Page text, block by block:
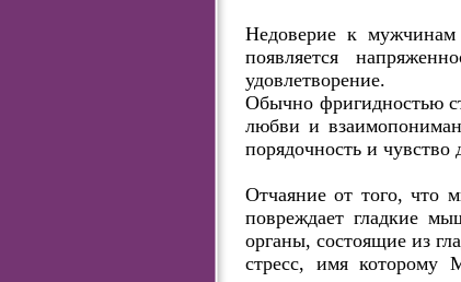
Недоверие к
появляется
удовлетворение.
Обычно фригидностью
любви и
порядочность и чувство
Отчаяние от того, что
повреждает гладкие
органы, состоящие из
стресс, имя которому